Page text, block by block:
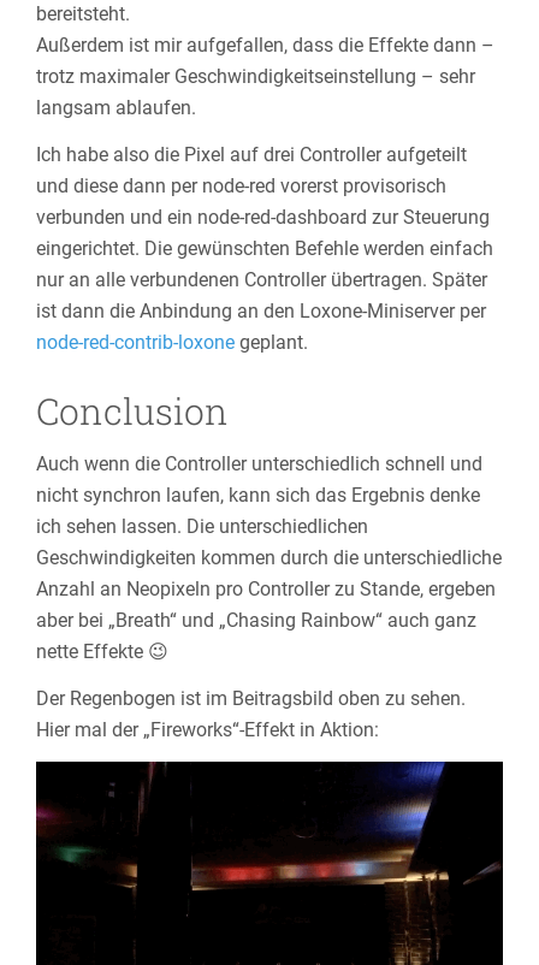
bereitsteht.
Außerdem ist mir aufgefallen, dass die Effekte dann –
trotz maximaler Geschwindigkeitseinstellung – sehr
langsam ablaufen.
Ich habe also die Pixel auf drei Controller aufgeteilt
und diese dann per node-red vorerst provisorisch
verbunden und ein node-red-dashboard zur Steuerung
eingerichtet. Die gewünschten Befehle werden einfach
nur an alle verbundenen Controller übertragen. Später
ist dann die Anbindung an den Loxone-Miniserver per
node-red-contrib-loxone geplant.
Conclusion
Auch wenn die Controller unterschiedlich schnell und
nicht synchron laufen, kann sich das Ergebnis denke
ich sehen lassen. Die unterschiedlichen
Geschwindigkeiten kommen durch die unterschiedliche
Anzahl an Neopixeln pro Controller zu Stande, ergeben
aber bei „Breath“ und „Chasing Rainbow“ auch ganz
nette Effekte 😉
Der Regenbogen ist im Beitragsbild oben zu sehen.
Hier mal der „Fireworks“-Effekt in Aktion: